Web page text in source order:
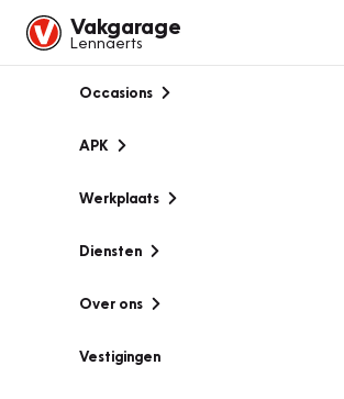
Vakgarage
Lennaerts
Occasions
APK
Werkplaats
Diensten
Over ons
Vestigingen